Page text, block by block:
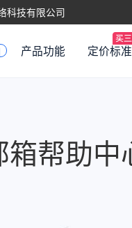
科技有限公司
产品功能 定价标准
箱帮助中